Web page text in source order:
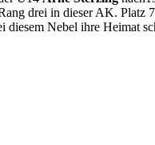
drei in dieser AK. Platz
Nebel ihre Heimat